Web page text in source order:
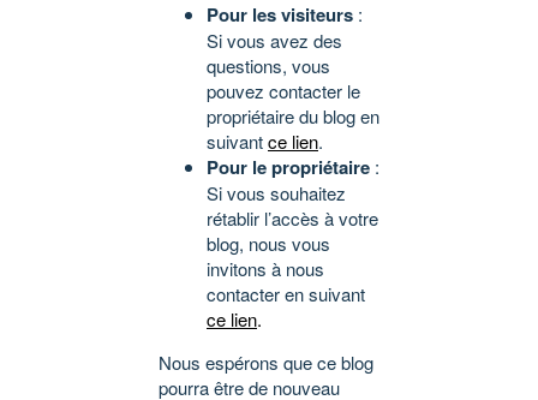
Pour les visiteurs :
Si vous avez des
questions, vous
pouvez contacter le
propriétaire du blog en
suivantce lien.
Pour le propriétaire :
Si vous souhaitez
rétablir l’accès à votre
blog, nous vous
invitons à nous
contacter en suivant
ce lien.
Nous espérons que ce blog
pourra être de nouveau